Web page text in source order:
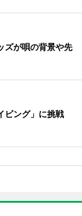
が唄の背景や先
ビング」に挑戦